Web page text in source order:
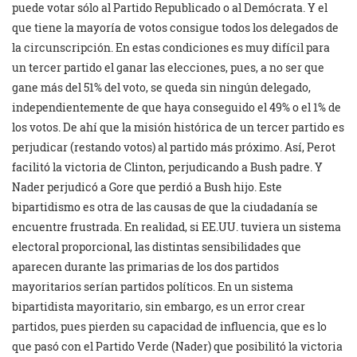
puede votar sólo al Partido Republicado o al Demócrata. Y el
que tiene la mayoría de votos consigue todos los delegados de
la circunscripción. En estas condiciones es muy difícil para
un tercer partido el ganar las elecciones, pues, a no ser que
gane más del 51% del voto, se queda sin ningún delegado,
independientemente de que haya conseguido el 49% o el 1% de
los votos. De ahí que la misión histórica de un tercer partido es
perjudicar (restando votos) al partido más próximo. Así, Perot
facilitó la victoria de Clinton, perjudicando a Bush padre. Y
Nader perjudicó a Gore que perdió a Bush hijo. Este
bipartidismo es otra de las causas de que la ciudadanía se
encuentre frustrada. En realidad, si EE.UU. tuviera un sistema
electoral proporcional, las distintas sensibilidades que
aparecen durante las primarias de los dos partidos
mayoritarios serían partidos políticos. En un sistema
bipartidista mayoritario, sin embargo, es un error crear
partidos, pues pierden su capacidad de influencia, que es lo
que pasó con el Partido Verde (Nader) que posibilitó la victoria